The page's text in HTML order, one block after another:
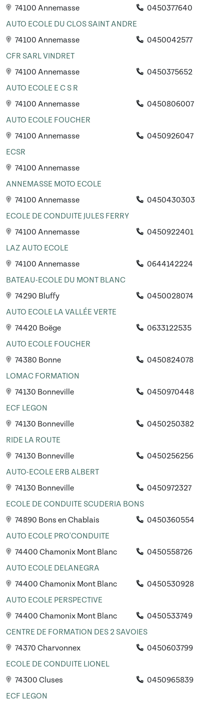
74100 Annemasse
0450377640
AUTO ECOLE DU CLOS SAINT ANDRE
74100 Annemasse
0450042577
CFR SARL VINDRET
74100 Annemasse
0450375652
AUTO ECOLE E C S R
74100 Annemasse
0450806007
AUTO ECOLE FOUCHER
74100 Annemasse
0450926047
ECSR
74100 Annemasse
ANNEMASSE MOTO ECOLE
74100 Annemasse
0450430303
ECOLE DE CONDUITE JULES FERRY
74100 Annemasse
0450922401
LAZ AUTO ECOLE
74100 Annemasse
0644142224
BATEAU-ECOLE DU MONT BLANC
74290 Bluffy
0450028074
AUTO ECOLE LA VALLÉE VERTE
74420 Boëge
0633122535
AUTO ECOLE FOUCHER
74380 Bonne
0450824078
LOMAC FORMATION
74130 Bonneville
0450970448
ECF LEGON
74130 Bonneville
0450250382
RIDE LA ROUTE
74130 Bonneville
0450256256
AUTO-ECOLE ERB ALBERT
74130 Bonneville
0450972327
ECOLE DE CONDUITE SCUDERIA BONS
74890 Bons en Chablais
0450360554
AUTO ECOLE PRO'CONDUITE
74400 Chamonix Mont Blanc
0450558726
AUTO ECOLE DELANEGRA
74400 Chamonix Mont Blanc
0450530928
AUTO ECOLE PERSPECTIVE
74400 Chamonix Mont Blanc
0450533749
CENTRE DE FORMATION DES 2 SAVOIES
74370 Charvonnex
0450603799
ECOLE DE CONDUITE LIONEL
74300 Cluses
0450965839
ECF LEGON